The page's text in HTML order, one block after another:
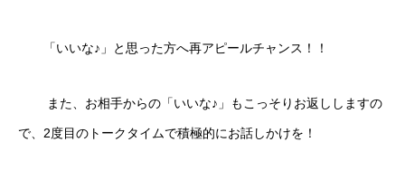
「いいな♪」と思った方へ再アピールチャンス！！
また、お相手からの「いいな♪」もこっそりお返ししますの
で、2度目のトークタイムで積極的にお話しかけを！